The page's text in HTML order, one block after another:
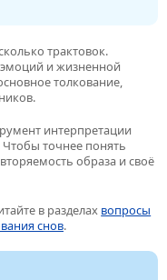
трактовок.
эмоций и жизненной
толкование,
интерпретации
точнее понять
образа и своё
в разделах вопросы
снов.